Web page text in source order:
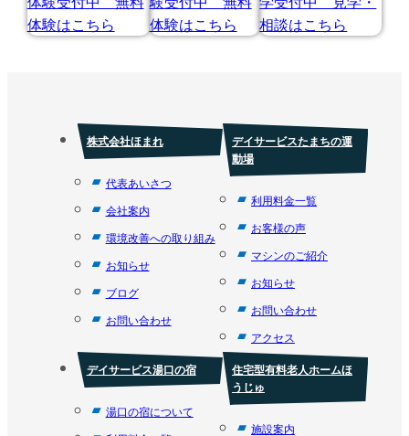
株式会社ほまれ
代表あいさつ
会社案内
環境改善への取り組み
お知らせ
ブログ
お問い合わせ
デイサービスたまちの運
動場
利用料金一覧
お客様の声
マシンのご紹介
お知らせ
お問い合わせ
アクセス
デイサービス湯口の宿
湯口の宿について
住宅型有料老人ホームほ
うじゅ
施設案内